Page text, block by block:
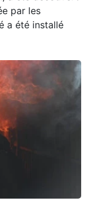
par les
a été installé